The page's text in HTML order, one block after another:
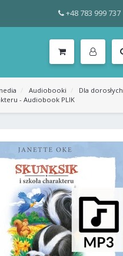
+48 783 999 737
Audiobooki
Dla dorosłych
- Audiobook PLIK